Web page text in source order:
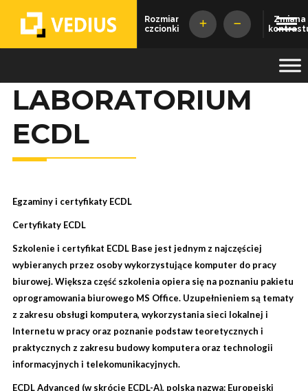
Rozmiar
czcionki
Zmiana
LABORATORIUM
ECDL
Egzaminy i certyfikaty ECDL
Certyfikaty ECDL
Szkolenie i certyfikat ECDL Base jest jednym z najczęściej
wybieranych przez osoby wykorzystujące komputer do pracy
biurowej. Większa część szkolenia opiera się na poznaniu pakietu
oprogramowania biurowego MS Office. Uzupełnieniem są tematy
z zakresu obsługi komputera, wykorzystania sieci lokalnej i
Internetu w pracy oraz poznanie podstaw teoretycznych i
praktycznych z zakresu budowy komputera oraz technologii
informacyjnych i telekomunikacyjnych.
ECDL Advanced (w skrócie ECDL-A), polska nazwa: Europejski